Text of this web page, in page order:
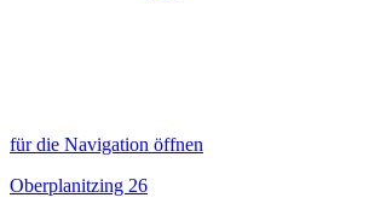
für die Navigation öffnen
Oberplanitzing 26